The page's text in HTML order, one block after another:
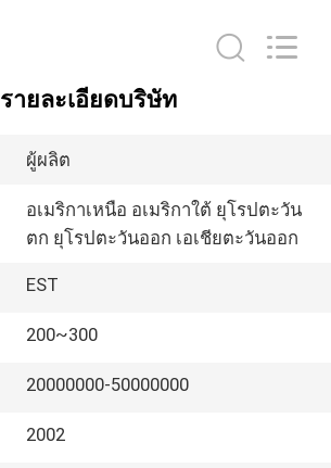
รายละเอียดบริษัท
ผู้ผลิต
อเมริกาเหนือ อเมริกาใต้ ยุโรปตะวัน
ตก ยุโรปตะวันออก เอเชียตะวันออก
EST
200~300
20000000-50000000
2002